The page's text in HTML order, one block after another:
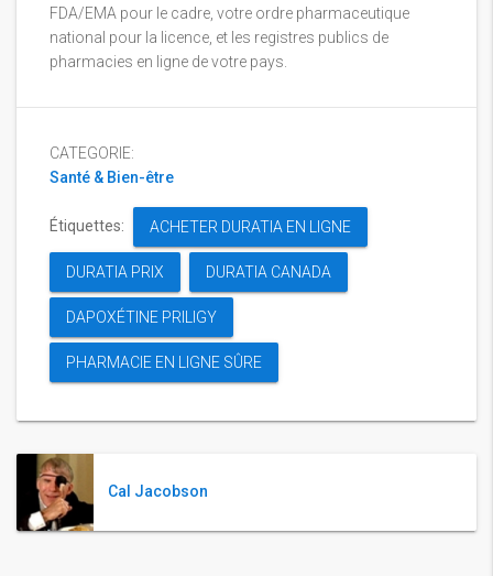
FDA/EMA pour le cadre, votre ordre pharmaceutique
national pour la licence, et les registres publics de
pharmacies en ligne de votre pays.
CATEGORIE:
Santé & Bien-être
Étiquettes: ACHETER DURATIA EN LIGNE
DURATIA PRIX DURATIA CANADA
DAPOXÉTINE PRILIGY
PHARMACIE EN LIGNE SÛRE
Cal Jacobson